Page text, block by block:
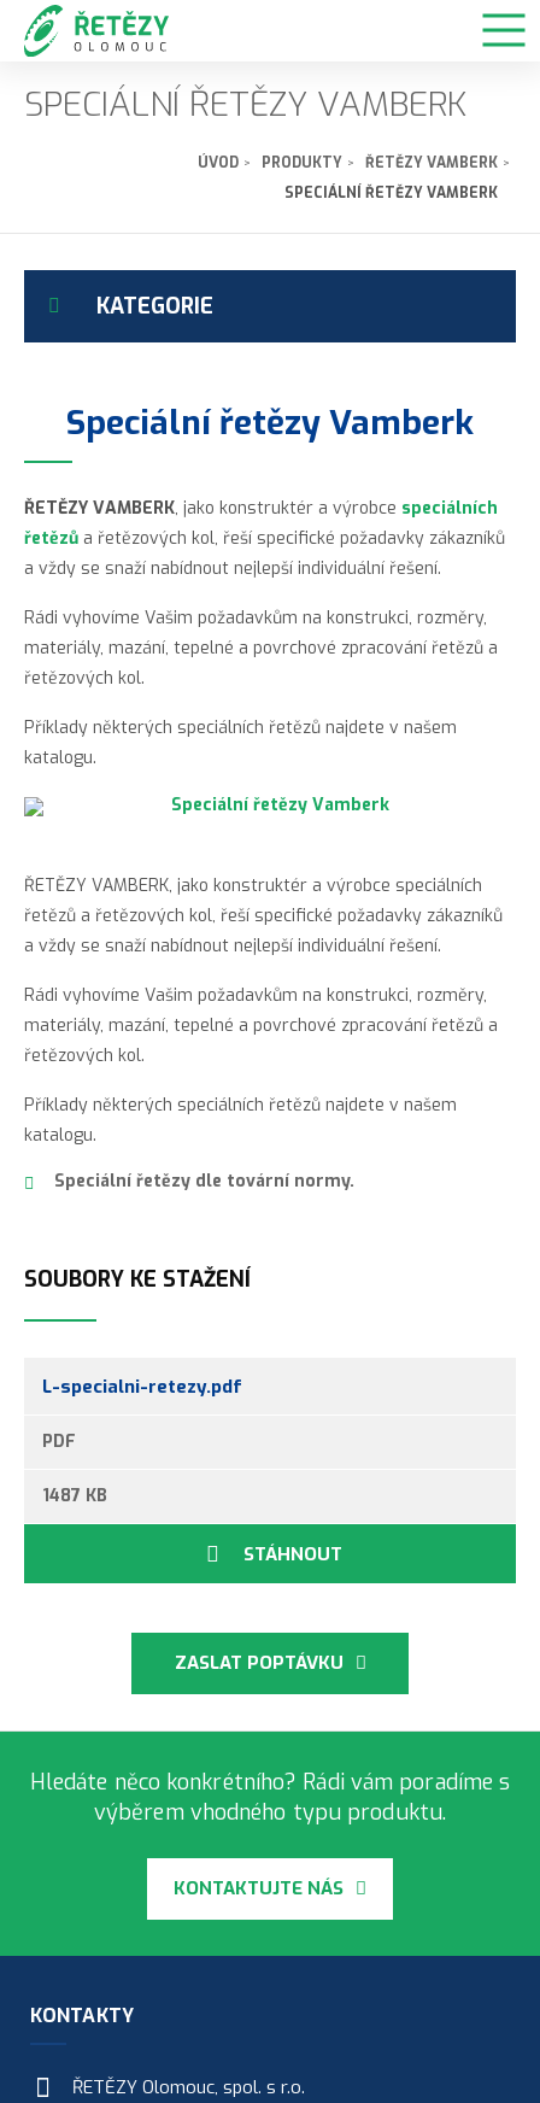
SPECIÁLNÍ ŘETĚZY VAMBERK
ÚVOD PRODUKTY
ŘETĚZY VAMBERK
SPECIÁLNÍ ŘETĚZY VAMBERK
KATEGORIE
řetězy
Vamberk
Dopravní
řetězy
Vamberk
řetězy
Fleyerovy
řetězy
Pouzdrové
řetězy
Gallovy
Vamberk
pouzdrové
Vamberk
zemědělství
pro
výrobu
izolačních
Vamberk
Vamberk
Speciální řetězy Vamberk
ŘETĚZY VAMBERK, jako konstruktér a výrobce speciálních
řetězů a řetězových kol, řeší specifické požadavky zákazníků
a vždy se snaží nabídnout nejlepší individuální řešení.
Rádi vyhovíme Vašim požadavkům na konstrukci, rozměry,
materiály, mazání, tepelné a povrchové zpracování řetězů a
řetězových kol.
Příklady některých speciálních řetězů najdete v našem
katalogu.
ŘETĚZY VAMBERK, jako konstruktér a výrobce speciálních
řetězů a řetězových kol, řeší specifické požadavky zákazníků
a vždy se snaží nabídnout nejlepší individuální řešení.
Rádi vyhovíme Vašim požadavkům na konstrukci, rozměry,
materiály, mazání, tepelné a povrchové zpracování řetězů a
řetězových kol.
Příklady některých speciálních řetězů najdete v našem
katalogu.
Speciální řetězy dle tovární normy.
SOUBORY KE STAŽENÍ
L-specialni-retezy.pdf
PDF
1487 KB
STÁHNOUT
ZASLAT POPTÁVKU
Hledáte něco konkrétního? Rádi vám poradíme s
výběrem vhodného typu produktu.
KONTAKTUJTE NÁS
KONTAKTY
ŘETĚZY Olomouc, spol. s r.o.